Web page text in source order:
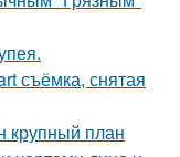
съёмка, снятая
крупный план